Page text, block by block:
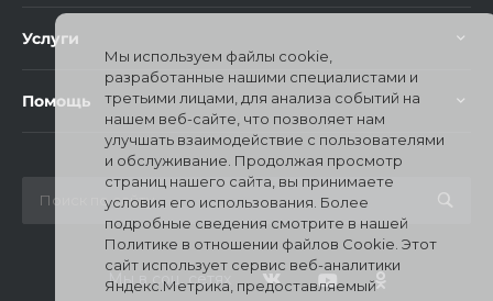
Услуги
Помощь
Мы в соц. сетях
Мы используем файлы cookie,
разработанные нашими специалистами и
третьими лицами, для анализа событий на
нашем веб-сайте, что позволяет нам
улучшать взаимодействие с пользователями
и обслуживание. Продолжая просмотр
страниц нашего сайта, вы принимаете
условия его использования. Более
подробные сведения смотрите в нашей
Политике в отношении файлов Cookie. Этот
сайт использует сервис веб-аналитики
Яндекс.Метрика, предоставляемый